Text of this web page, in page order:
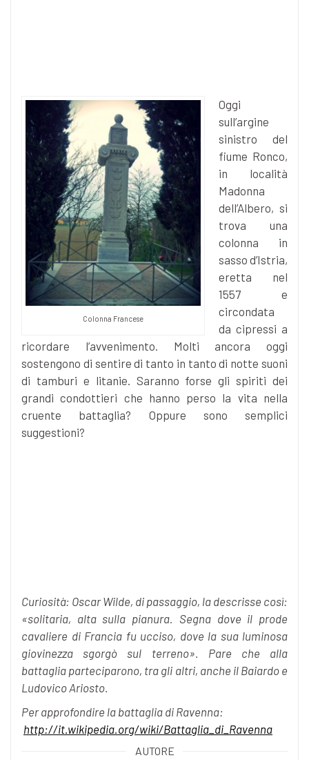
Colonna Francese
Oggi
sull’argine
sinistro del
fiume Ronco,
in località
Madonna
dell’Albero, si
trova una
colonna in
sasso d’Istria,
eretta nel
1557 e
circondata
da cipressi a
ricordare l’avvenimento. Molti ancora oggi
sostengono di sentire di tanto in tanto di notte suoni
di tamburi e litanie. Saranno forse gli spiriti dei
grandi condottieri che hanno perso la vita nella
cruente battaglia? Oppure sono semplici
suggestioni?
Curiosità: Oscar Wilde, di passaggio, la descrisse così:
«solitaria, alta sulla pianura. Segna dove il prode
cavaliere di Francia fu ucciso, dove la sua luminosa
giovinezza sgorgò sul terreno». Pare che alla
battaglia parteciparono, tra gli altri, anche il Baiardo e
Ludovico Ariosto.
Per approfondire la battaglia di Ravenna:
http://it.wikipedia.org/wiki/Battaglia_di_Ravenna
AUTORE